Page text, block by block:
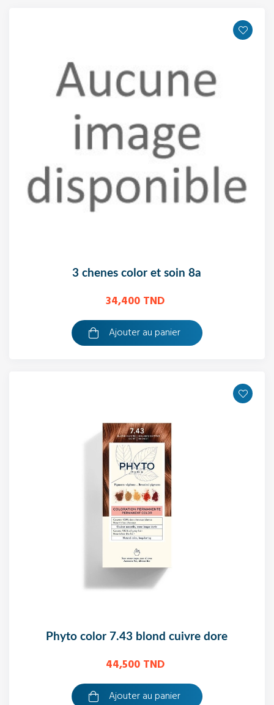
3 chenes color et soin 8a
34,400 TND
Ajouter au panier
phyto color 7.43 blond cuivre dore
44,500 TND
Ajouter au panier